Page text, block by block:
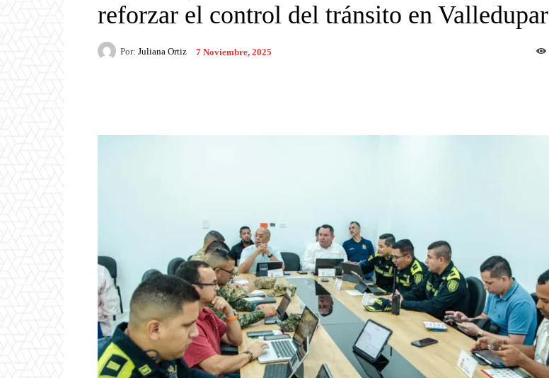
reforzar el control del tránsito en Valledupar
Por: Juliana Ortiz 7 Noviembre, 2025